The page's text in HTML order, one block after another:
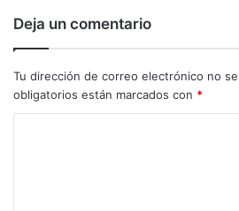
Deja un comentario
Tu dirección de correo electrónico no
obligatorios están marcados con *